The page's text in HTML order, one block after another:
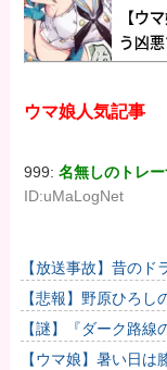
ウマ娘人気記事
999:名無しのトレ
ID:uMaLogNet
【放送事故】昔の
る・・・
【悲報】野原ひろ
ｗｗ
【謎】『ダーク路
なかった理由って
【ウマ娘】暑い日